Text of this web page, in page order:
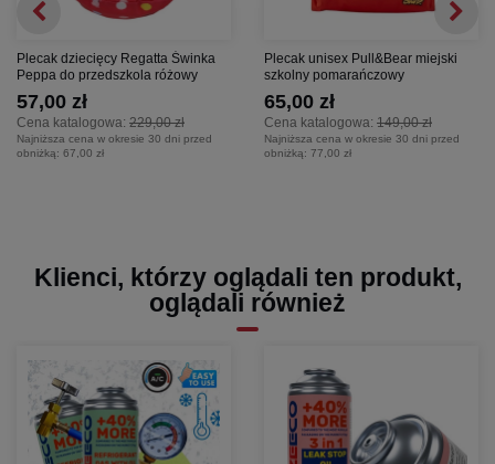
Plecak dziecięcy Regatta Świnka
Peppa do przedszkola różowy
Cena katalogowa: 229,00 zł
57,00 zł
Najniższa cena w okresie 30 dni przed
obniżką: 67,00 zł
Plecak unisex Pull&Bear miejski
szkolny pomarańczowy
Cena katalogowa: 149,00 zł
65,00 zł
Najniższa cena w okresie 30 dni przed
obniżką: 77,00 zł
Klienci, którzy oglądali ten produkt,
oglądali również